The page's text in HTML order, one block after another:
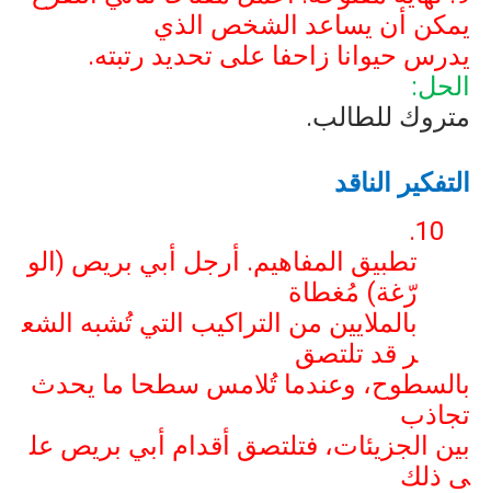
يمكن أن يساعد الشخص الذي
يدرس حيوانا زاحفا على تحديد رتبته.
الحل:
متروك للطالب.
التفكير الناقد
10.
تطبيق المفاهيم. أرجل أبي بريص (الو
رّغة) مُغطاة
بالملايين من التراكيب التي تُشبه الشع
ر قد تلتصق
بالسطوح، وعندما تُلامس سطحا ما يحدث
تجاذب
بين الجزيئات، فتلتصق أقدام أبي بريص عل
ى ذلك